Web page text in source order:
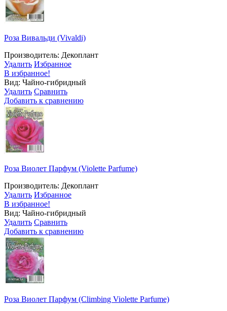
Роза Вивальди (Vivaldi)
Производитель: Декоплант
Удалить Избранное
В избранное!
Вид: Чайно-гибридный
Удалить Сравнить
Добавить к сравнению
Роза Виолет Парфум (Violette Parfume)
Производитель: Декоплант
Удалить Избранное
В избранное!
Вид: Чайно-гибридный
Удалить Сравнить
Добавить к сравнению
Роза Виолет Парфум (Сlimbing Violette Parfume)